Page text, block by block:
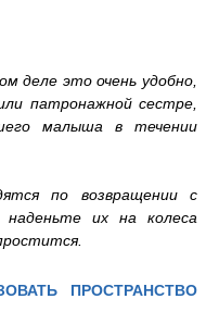
деле это очень удобно,
патронажной сестре,
малыша в течении
по возвращении с
наденьте их на колеса
ПРОСТРАНСТВО